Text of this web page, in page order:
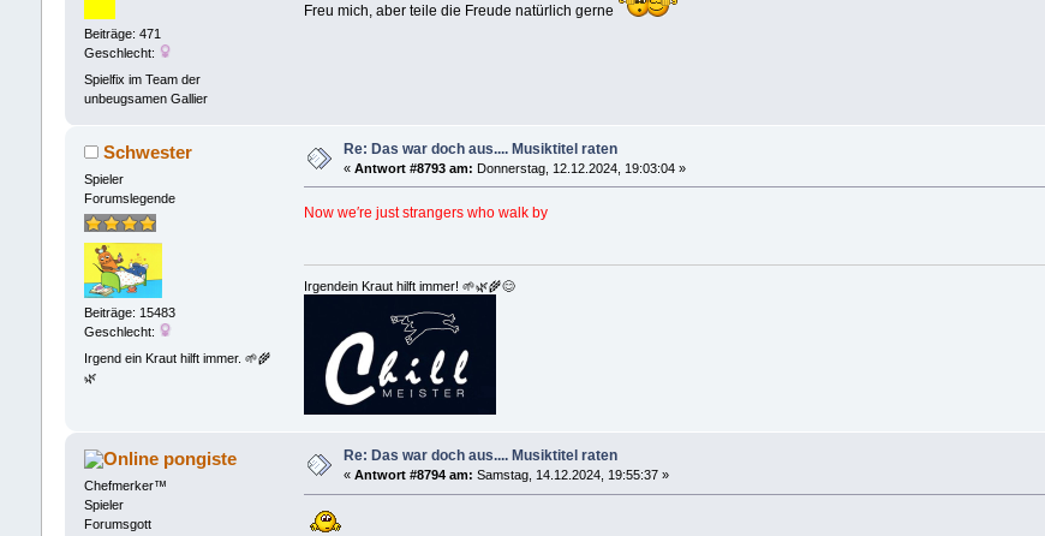
Beiträge: 471
Geschlecht:
Spielfix im Team der
unbeugsamen Gallier
Freu mich, aber teile die Freude natürlich gerne
Schwester
Spieler
Forumslegende
Beiträge: 15483
Geschlecht:
Irgend ein Kraut hilft immer. 🌱🌾
🌿
Re: Das war doch aus.... Musiktitel raten
« Antwort #8793 am: Donnerstag, 12.12.2024, 19:03:04 »
Now we′re just strangers who walk by
Irgendein Kraut hilft immer! 🌱🌿🌾😊
pongiste
Chefmerker™
Spieler
Forumsgott
Re: Das war doch aus.... Musiktitel raten
« Antwort #8794 am: Samstag, 14.12.2024, 19:55:37 »